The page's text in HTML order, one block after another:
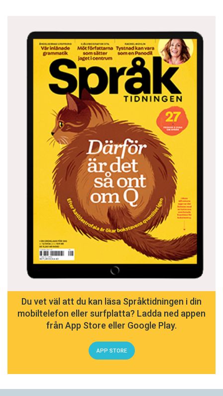
Du vet väl att du kan läsa Språktidningen i din
mobiltelefon eller surfplatta? Ladda ned appen
från App Store eller Google Play.
APP STORE